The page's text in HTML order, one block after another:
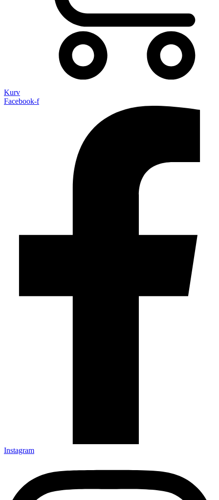
Kurv
Facebook-f
Instagram